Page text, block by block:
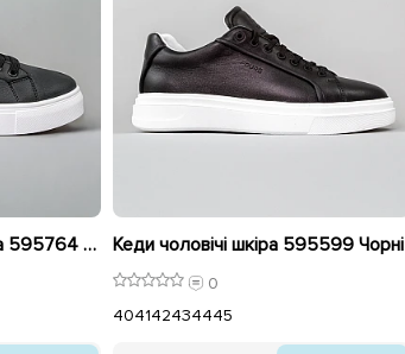
Кеди чоловічі еко шкіра 595764 Чорні Кеди чоловічі шкіра 595599 Чорні
0
404142434445